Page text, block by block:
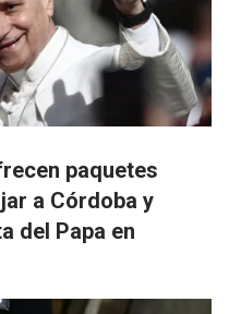
paquetes
a Córdoba y
del Papa en